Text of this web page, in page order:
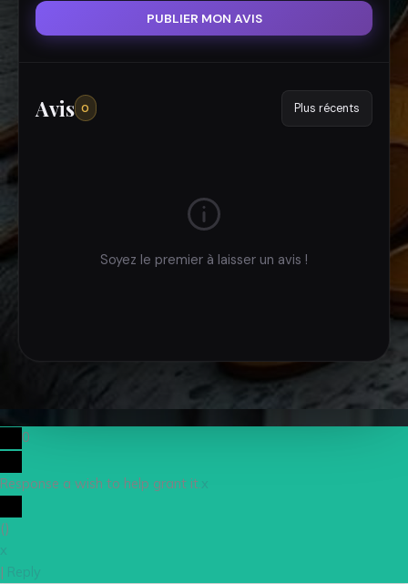
PUBLIER MON AVIS
Avis 0
Soyez le premier à laisser un avis !
0
Response a wish to help grant it.x
()
x
| Reply